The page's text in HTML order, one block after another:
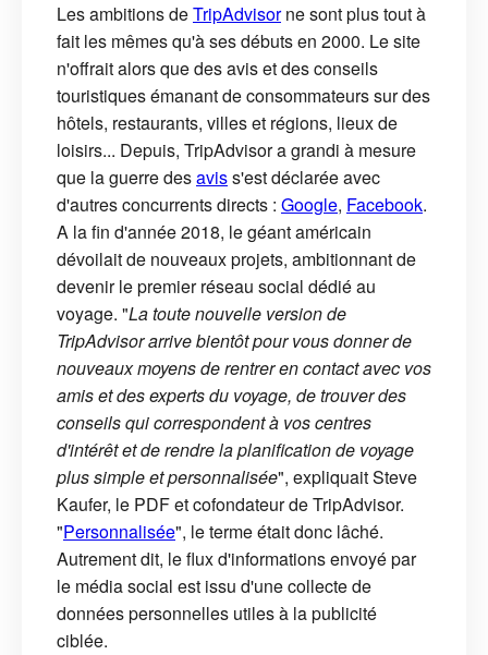
Les ambitions deTripAdvisorne sont plus tout à
fait les mêmes qu'à ses débuts en 2000. Le site
n'offrait alors que des avis et des conseils
touristiques émanant de consommateurs sur des
hôtels, restaurants, villes et régions, lieux de
loisirs... Depuis, TripAdvisor a grandi à mesure
que la guerre desaviss'est déclarée avec
d'autres concurrents directs : Google, Facebook.
A la fin d'année 2018, le géant américain
dévoilait de nouveaux projets, ambitionnant de
devenir le premier réseau social dédié au
voyage. "La toute nouvelle version de
TripAdvisor arrive bientôt pour vous donner de
nouveaux moyens de rentrer en contact avec vos
amis et des experts du voyage, de trouver des
conseils qui correspondent à vos centres
d'intérêt et de rendre la planification de voyage
plus simple et personnalisée", expliquait Steve
Kaufer, le PDF et cofondateur de TripAdvisor.
"Personnalisée", le terme était donc lâché.
Autrement dit, le flux d'informations envoyé par
le média social est issu d'une collecte de
données personnelles utiles à la publicité
ciblée.